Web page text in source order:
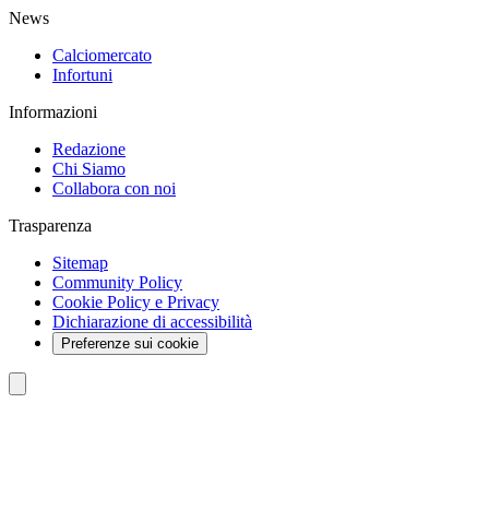
News
Calciomercato
Infortuni
Informazioni
Redazione
Chi Siamo
Collabora con noi
Trasparenza
Sitemap
Community Policy
Cookie Policy e Privacy
Dichiarazione di accessibilità
Preferenze sui cookie